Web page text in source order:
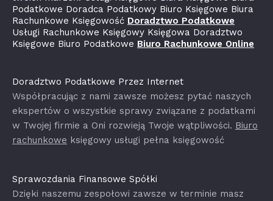
Podatkowe Doradca Podatkowy Biuro Księgowe Biura
Rachunkowe Księgowość Doradztwo Podatkowe
Usługi Rachunkowe Księgowy Księgowa Doradztwo
Księgowe Biuro Podatkowe Biuro Rachunkowe Online
Doradztwo Podatkowe Przez Internet
Współpracując z nami zawsze możesz pytać naszych
ekspertów o wszystkie sprawy związane z podatkami
w Twojej firmie a Oni rozwieją Twoje wątpliwości. Biuro
rachunkowe księgowy usługi pełna księgowość
Sprawozdania Finansowe Spółki
Dzięki naszemu zespołowi zawsze w terminie masz